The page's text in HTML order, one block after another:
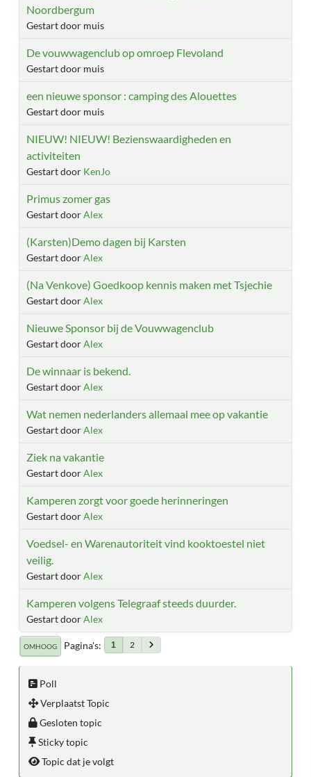
Noordbergum
Gestart door muis
De vouwwagenclub op omroep Flevoland
Gestart door muis
een nieuwe sponsor : camping des Alouettes
Gestart door muis
NIEUW! NIEUW! Bezienswaardigheden en
activiteiten
Gestart door KenJo
Primus zomer gas
Gestart doorAlex
(Karsten)Demo dagen bij Karsten
Gestart doorAlex
(Na Venkove) Goedkoop kennis maken met Tsjechie
Gestart doorAlex
Nieuwe Sponsor bij de Vouwwagenclub
Gestart doorAlex
De winnaar is bekend.
Gestart doorAlex
Wat nemen nederlanders allemaal mee op vakantie
Gestart doorAlex
Ziek na vakantie
Gestart doorAlex
Kamperen zorgt voor goede herinneringen
Gestart doorAlex
Voedsel- en Warenautoriteit vind kooktoestel niet
veilig.
Gestart doorAlex
Kamperen volgens Telegraaf steeds duurder.
Gestart doorAlex
OMHOOG Pagina's 1 2
Poll
Verplaatst Topic
Gesloten topic
Sticky topic
Topic dat je volgt